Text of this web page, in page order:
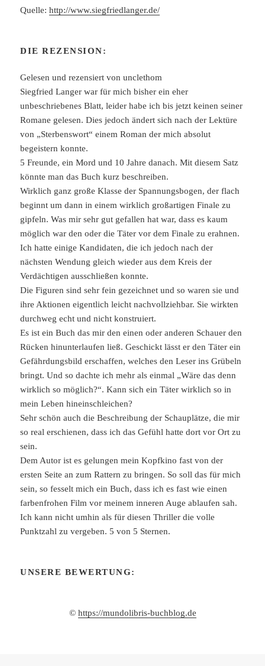
Quelle:http://www.siegfriedlanger.de/
DIE REZENSION:
Gelesen und rezensiert von unclethom
Siegfried Langer war für mich bisher ein eher
unbeschriebenes Blatt, leider habe ich bis jetzt keinen seiner
Romane gelesen. Dies jedoch ändert sich nach der Lektüre
von „Sterbenswort“ einem Roman der mich absolut
begeistern konnte.
5 Freunde, ein Mord und 10 Jahre danach. Mit diesem Satz
könnte man das Buch kurz beschreiben.
Wirklich ganz große Klasse der Spannungsbogen, der flach
beginnt um dann in einem wirklich großartigen Finale zu
gipfeln. Was mir sehr gut gefallen hat war, dass es kaum
möglich war den oder die Täter vor dem Finale zu erahnen.
Ich hatte einige Kandidaten, die ich jedoch nach der
nächsten Wendung gleich wieder aus dem Kreis der
Verdächtigen ausschließen konnte.
Die Figuren sind sehr fein gezeichnet und so waren sie und
ihre Aktionen eigentlich leicht nachvollziehbar. Sie wirkten
durchweg echt und nicht konstruiert.
Es ist ein Buch das mir den einen oder anderen Schauer den
Rücken hinunterlaufen ließ. Geschickt lässt er den Täter ein
Gefährdungsbild erschaffen, welches den Leser ins Grübeln
bringt. Und so dachte ich mehr als einmal „Wäre das denn
wirklich so möglich?“. Kann sich ein Täter wirklich so in
mein Leben hineinschleichen?
Sehr schön auch die Beschreibung der Schauplätze, die mir
so real erschienen, dass ich das Gefühl hatte dort vor Ort zu
sein.
Dem Autor ist es gelungen mein Kopfkino fast von der
ersten Seite an zum Rattern zu bringen. So soll das für mich
sein, so fesselt mich ein Buch, dass ich es fast wie einen
farbenfrohen Film vor meinem inneren Auge ablaufen sah.
Ich kann nicht umhin als für diesen Thriller die volle
Punktzahl zu vergeben. 5 von 5 Sternen.
UNSERE BEWERTUNG:
© https://mundolibris-buchblog.de